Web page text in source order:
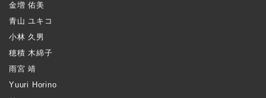
金増 佑美
青山 ユキコ
小林 久男
穂積 木綿子
雨宮 靖
Yuuri Horino